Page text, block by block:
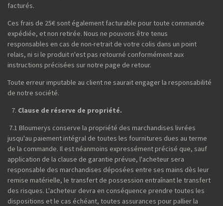
facturés.
Ces frais de 25€ sont également facturable pour toute commande
expédiée, et non retirée. Nous ne pouvons être tenus
responsables en cas de non-retrait de votre colis dans un point
relais, ni si le produit n'est pas retourné conformément aux
instructions précisées sur notre page de retour.
Toute erreur imputable au client ne saurait engager la responsabilité
de notre société.
Clause de réserve de propriété.
7.1 Bloumerys conserve la propriété des marchandises livrées
jusqu'au paiement intégral de toutes les fournitures dues au terme
de la commande. Il est néanmoins expressément précisé que, sauf
application de la clause de garantie prévue, l'acheteur sera
responsable des marchandises déposées entre ses mains dès leur
remise matérielle, le transfert de possession entraînant le transfert
des risques. L'acheteur devra en conséquence prendre toutes les
dispositions et le cas échéant, toutes assurances pour pallier la